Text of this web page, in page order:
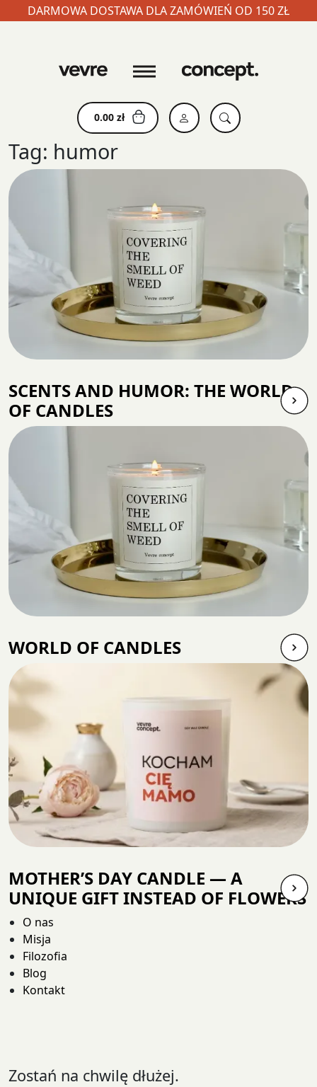
DARMOWA DOSTAWA DLA ZAMÓWIEŃ OD 150 ZŁ
0.00 zł
Tag: humor
SCENTS AND HUMOR: THE WORLD
OF CANDLES
WORLD OF CANDLES
MOTHER’S DAY CANDLE — A
UNIQUE GIFT INSTEAD OF FLOWERS
O nas
Misja
Filozofia
Blog
Kontakt
Zostań na chwilę dłużej.